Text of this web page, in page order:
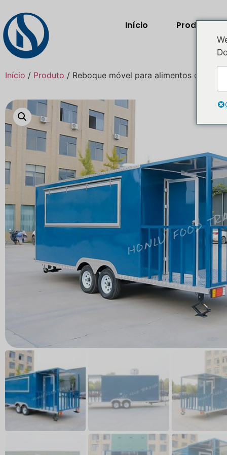
Início Produtos
Início / Produto / Reboque móvel para alimentos com